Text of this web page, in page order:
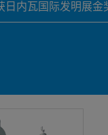
日内瓦国际发明展